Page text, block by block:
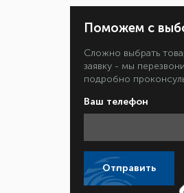
Поможем с
Сложно выбрать
заявку - мы
подробно
Ваш телефон
Отправить